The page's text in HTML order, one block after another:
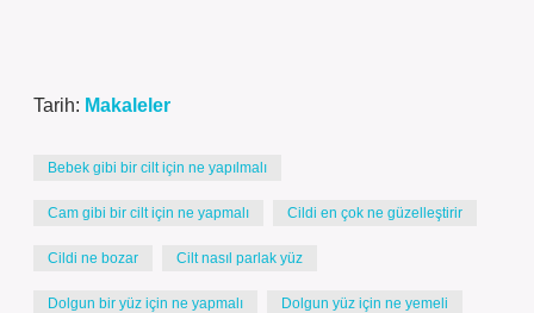
Tarih: Makaleler
Bebek gibi bir cilt için ne yapılmalı
Cam gibi bir cilt için ne yapmalı Cildi en çok ne güzelleştirir
Cildi ne bozar Cilt nasıl parlak yüz
Dolgun bir yüz için ne yapmalı Dolgun yüz için ne yemeli